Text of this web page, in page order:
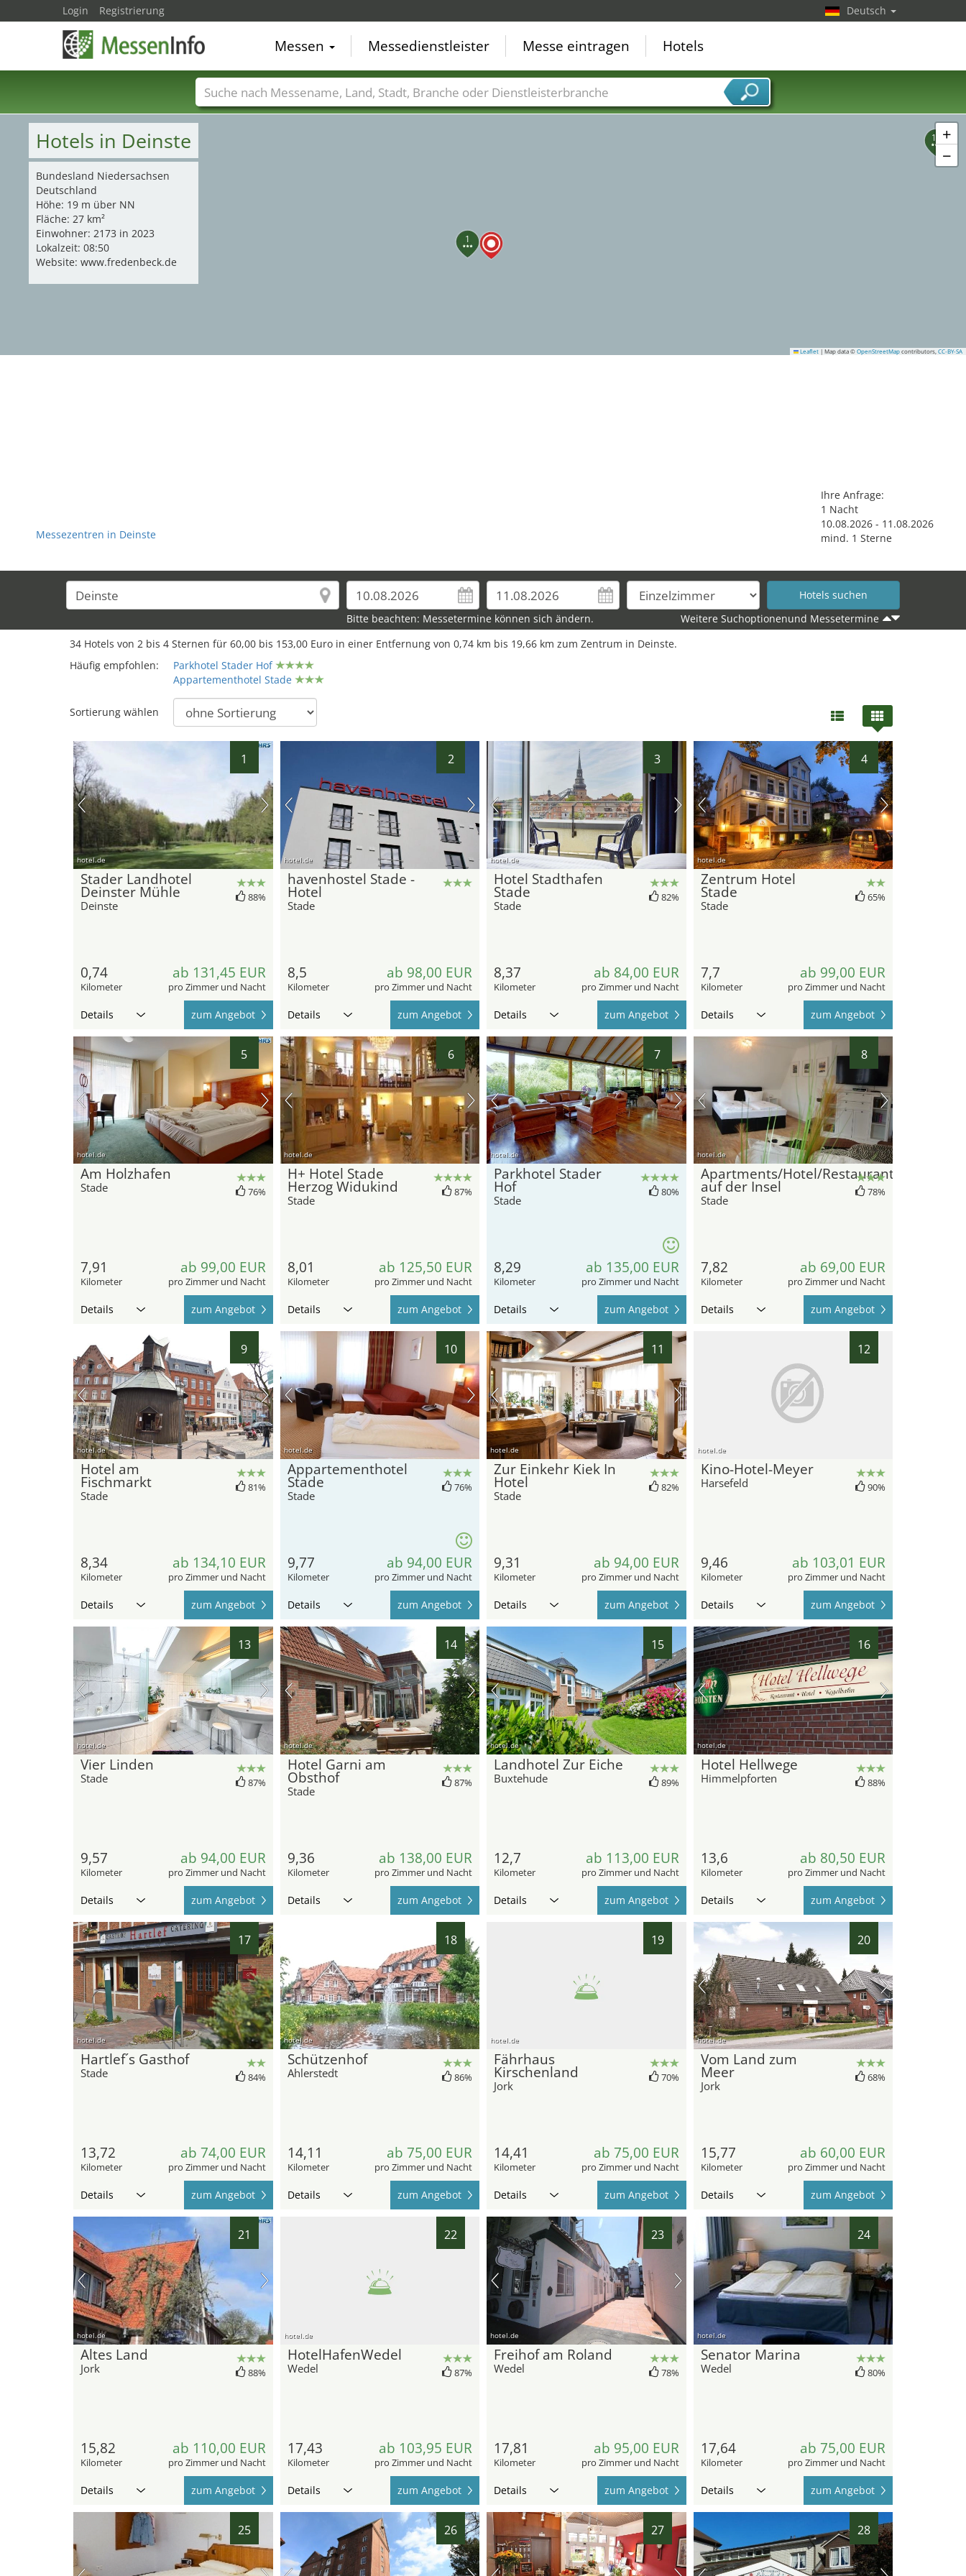
1
19
33
+
−
Leaflet | Map data © OpenStreetMap contributors, CC-BY-SA
Hotels in Deinste
Bundesland Niedersachsen
Deutschland
Höhe: 19 m über NN
Fläche: 27 km²
Einwohner: 2173 in 2023
Lokalzeit: 08:50
Website: www.fredenbeck.de
Messezentren in Deinste
Ihre Anfrage:
1 Nacht
10.08.2026 - 11 .08.2026
mind. 1 Sterne
Bitte beachten: Messetermine können sich ändern.
Weitere Suchoptionenund Messetermine
34 Hotels von 2 bis 4 Sternen für 60,00 bis 153,00 Euro in einer Entfernung von 0,74 km bis 19,66 km zum Zentrum in Deinste.
Häufig empfohlen:
Parkhotel Stader Hof
Appartementhotel Stade
Sortierung wählen
1
hotel.de
Stader Landhotel
Deinster Mühle
Deinste
88%
0,74
Kilometer
ab 131,45 EUR
pro Zimmer und Nacht
Details zum Angebot
2
hotel.de
havenhostel Stade -
Hotel
Stade
8,5
Kilometer
ab 98,00 EUR
pro Zimmer und Nacht
Details zum Angebot
3
hotel.de
Hotel Stadthafen
Stade
Stade
82%
8,37
Kilometer
ab 84,00 EUR
pro Zimmer und Nacht
Details zum Angebot
4
hotel.de
Zentrum Hotel
Stade
Stade
65%
7,7
Kilometer
ab 99,00 EUR
pro Zimmer und Nacht
Details zum Angebot
5
hotel.de
Am Holzhafen
Stade 76%
7,91
Kilometer
ab 99,00 EUR
pro Zimmer und Nacht
Details zum Angebot
6
hotel.de
H+ Hotel Stade
Herzog Widukind
Stade
87%
8,01
Kilometer
ab 125,50 EUR
pro Zimmer und Nacht
Details zum Angebot
7
hotel.de
Parkhotel Stader
Hof
Stade
80%
8,29
Kilometer
ab 135,00 EUR
pro Zimmer und Nacht
Details zum Angebot
8
hotel.de
Apartments/Hotel/Restaurant
auf der Insel
Stade
78%
7,82
Kilometer
ab 69,00 EUR
pro Zimmer und Nacht
Details zum Angebot
9
hotel.de
Hotel am
Fischmarkt
Stade
81%
8,34
Kilometer
ab 134,10 EUR
pro Zimmer und Nacht
Details zum Angebot
10
hotel.de
Appartementhotel
Stade
Stade
76%
9,77
Kilometer
ab 94,00 EUR
pro Zimmer und Nacht
Details zum Angebot
11
hotel.de
Zur Einkehr Kiek In
Hotel
Stade
82%
9,31
Kilometer
ab 94,00 EUR
pro Zimmer und Nacht
Details zum Angebot
12
hotel.de
Kino-Hotel-Meyer
Harsefeld 90%
9,46
Kilometer
ab 103,01 EUR
pro Zimmer und Nacht
Details zum Angebot
13
hotel.de
Vier Linden
Stade 87%
9,57
Kilometer
ab 94,00 EUR
pro Zimmer und Nacht
Details zum Angebot
14
hotel.de
Hotel Garni am
Obsthof
Stade
87%
9,36
Kilometer
ab 138,00 EUR
pro Zimmer und Nacht
Details zum Angebot
15
hotel.de
Landhotel Zur Eiche
Buxtehude 89%
12,7
Kilometer
ab 113,00 EUR
pro Zimmer und Nacht
Details zum Angebot
16
hotel.de
Hotel Hellwege
Himmelpforten 88%
13,6
Kilometer
ab 80,50 EUR
pro Zimmer und Nacht
Details zum Angebot
17
hotel.de
Hartlef´s Gasthof
Stade 84%
13,72
Kilometer
ab 74,00 EUR
pro Zimmer und Nacht
Details zum Angebot
18
hotel.de
Schützenhof
Ahlerstedt 86%
14,11
Kilometer
ab 75,00 EUR
pro Zimmer und Nacht
Details zum Angebot
19
hotel.de
Fährhaus
Kirschenland
Jork
70%
14,41
Kilometer
ab 75,00 EUR
pro Zimmer und Nacht
Details zum Angebot
20
hotel.de
Vom Land zum
Meer
Jork
68%
15,77
Kilometer
ab 60,00 EUR
pro Zimmer und Nacht
Details zum Angebot
21
hotel.de
Altes Land
Jork 88%
15,82
Kilometer
ab 110,00 EUR
pro Zimmer und Nacht
Details zum Angebot
22
hotel.de
HotelHafenWedel
Wedel 87%
17,43
Kilometer
ab 103,95 EUR
pro Zimmer und Nacht
Details zum Angebot
23
hotel.de
Freihof am Roland
Wedel 78%
17,81
Kilometer
ab 95,00 EUR
pro Zimmer und Nacht
Details zum Angebot
24
hotel.de
Senator Marina
Wedel 80%
17,64
Kilometer
ab 75,00 EUR
pro Zimmer und Nacht
Details zum Angebot
25 26 27 28
Login Registrierung Deutsch
Messen Messedienstleister Messe eintragen Hotels
Messenamen Länder Städte Branchen Dienstleisterbranchen